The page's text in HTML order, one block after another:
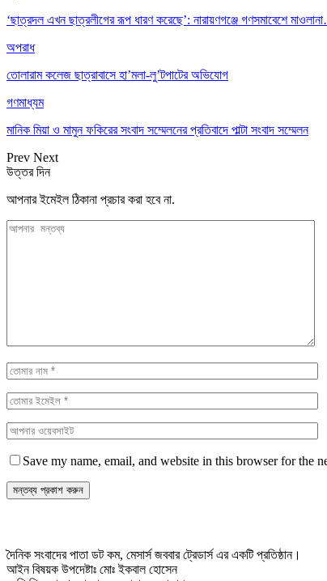
‘ছাত্রদল এখন ছাত্রলীগের রূপ ধারণ করেছে’: নারায়ণগঞ্জে গণসমাবেশে
অপরাধ
তোলারাম কলেজ ছাত্রাবাসে হা’মলা-লু’টপাটের অভিযোগ
গণমাধ্যম
মানিক মিয়া ও মামুন ফকিরের সংবাদ সম্মেলনের প্রতিবাদে পাল্টা সংবাদ সম্মেলন
Prev Next
উত্তর দিন
আপনার ইমেইল ঠিকানা প্রচার করা হবে না.
Save my name, email, and website in this browser for the
দৈনিক সংবাদের পাতা ডট কম, মেসার্স জববার ট্রেডার্স এর একটি প্রতিষ্ঠান।
আইন বিষয়ক উপদেষ্টাঃ মোঃ ইকবাল হোসেন